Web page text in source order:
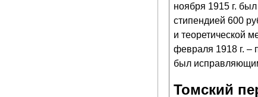
ноября 1915 г.
стипендией 600
и теоретической
февраля 1918 г. –
был
Томский